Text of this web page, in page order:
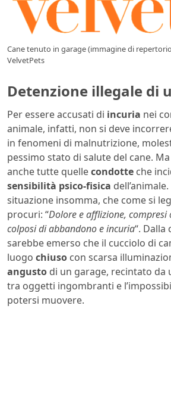
Cane tenuto in garage (immagine di
VelvetPets
Detenzione illegale di
Per essere accusati di incuria nei
animale, infatti, non si deve
in fenomeni di malnutrizione,
pessimo stato di salute del cane.
anche tutte quellecondotte che
sensibilità psico-fisica
situazione insomma, che come si
procuri: “Dolore e afflizione,
colposi di abbandono e incuria“. Dalla
sarebbe emerso che il cucciolo di
luogo chiuso con scarsa
angusto di un garage, recintato da
tra oggetti ingombranti e
potersi muovere.